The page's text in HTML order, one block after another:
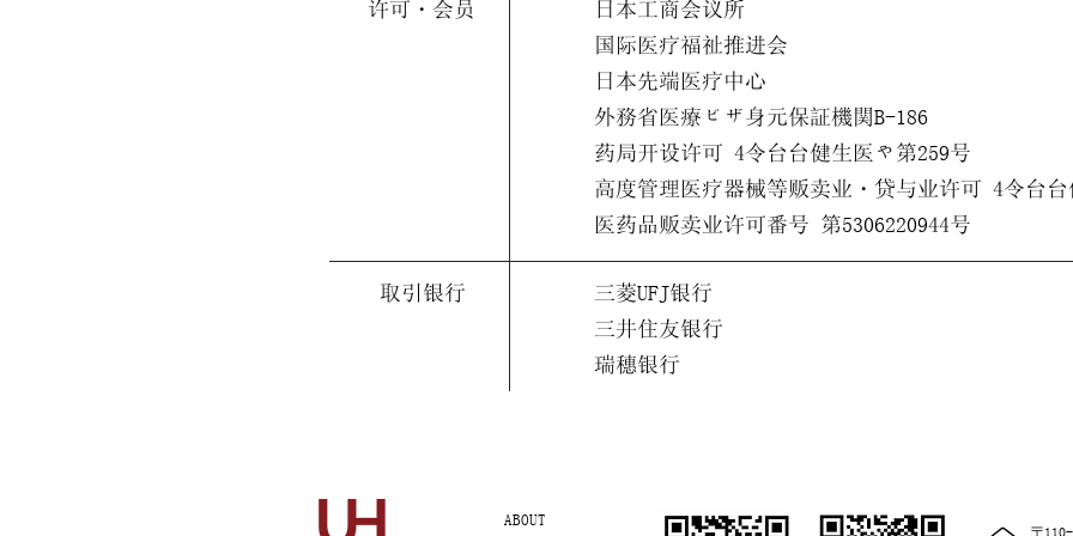
许可・会员
日本工商会议所
国际医疗福祉推进会
日本先端医疗中心
外務省医療ビザ身元保証機関B-186
药局开设许可 4令台台健生医や第259号
高度管理医疗器械等贩卖业・贷与业许可 4令台台
医药品贩卖业许可番号 第5306220944号
取引银行
三菱UFJ银行
三井住友银行
瑞穗银行
ABOUT
〒